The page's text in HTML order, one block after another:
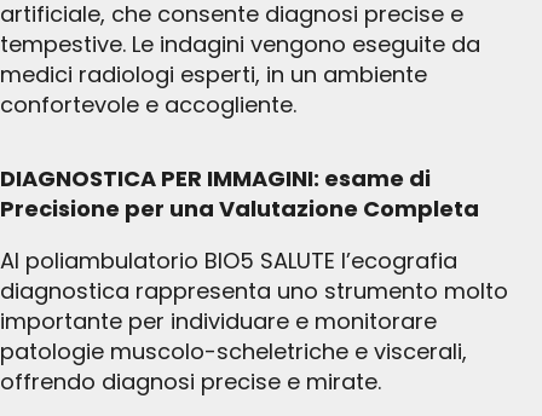
artificiale, che consente diagnosi precise e
tempestive. Le indagini vengono eseguite da
medici radiologi esperti, in un ambiente
confortevole e accogliente.
DIAGNOSTICA PER IMMAGINI: esame di
Precisione per una Valutazione Completa
Al poliambulatorio BIO5 SALUTE l’ecografia
diagnostica rappresenta uno strumento molto
importante per individuare e monitorare
patologie muscolo-scheletriche e viscerali,
offrendo diagnosi precise e mirate.